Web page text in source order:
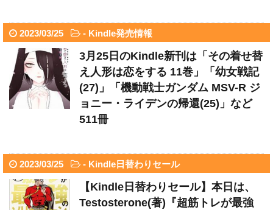
2023/03/25 - Kindle発売情報
3月25日のKindle新刊は「その着せ替
え人形は恋をする 11巻」「幼女戦記
(27)」「機動戦士ガンダム MSV-R ジ
ョニー・ライデンの帰還(25)」など
511冊
2023/03/25 - Kindle日替わりセール
【Kindle日替わりセール】本日は、
Testosterone(著)『超筋トレが最強